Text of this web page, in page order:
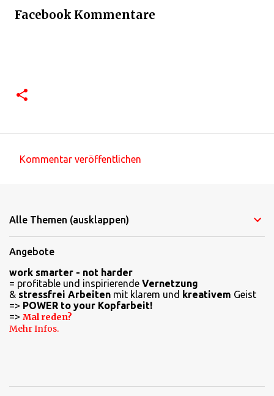
Facebook Kommentare
m
n
t
a
r
e
Kommentar veröffentlichen
Alle Themen (ausklappen)
Angebote
work smarter - not harder
= profitable und inspirierende Vernetzung
& stressfrei Arbeiten mit klarem und kreativem Geist
=> POWER to your Kopfarbeit!
=> Mal reden?
Mehr Infos.